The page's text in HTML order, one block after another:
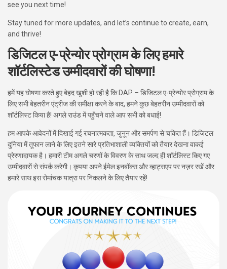
see you next time!
Stay tuned for more updates, and let’s continue to create, earn,
and thrive!
डिजिटल ए-प्रेन्योर प्रोग्राम के लिए हमारे
शॉर्टलिस्टेड उम्मीदवारों की घोषणा!
हमें यह घोषणा करते हुए बेहद खुशी हो रही है कि DAP – डिजिटल ए-प्रेन्योर प्रोग्राम के
लिए सभी बेहतरीन एंट्रीज की समीक्षा करने के बाद, हमने कुछ बेहतरीन उम्मीदवारों को
शॉर्टलिस्ट किया है! अगले राउंड में पहुँचने वाले आप सभी को बधाई!
हम आपके आवेदनों में दिखाई गई रचनात्मकता, जुनून और समर्पण से चकित हैं। डिजिटल
दुनिया में तूफान लाने के लिए इतने सारे प्रतिभाशाली व्यक्तियों को तैयार देखना वाकई
प्रेरणादायक है। हमारी टीम अगले चरणों के विवरण के साथ जल्द ही शॉर्टलिस्ट किए गए
उम्मीदवारों से संपर्क करेगी। कृपया अपनेईमेल इनबॉक्स और व्हाट्सएप पर नज़र रखेंऔर
हमारे साथ इस रोमांचक यात्रा पर निकलने के लिए तैयार रहें!